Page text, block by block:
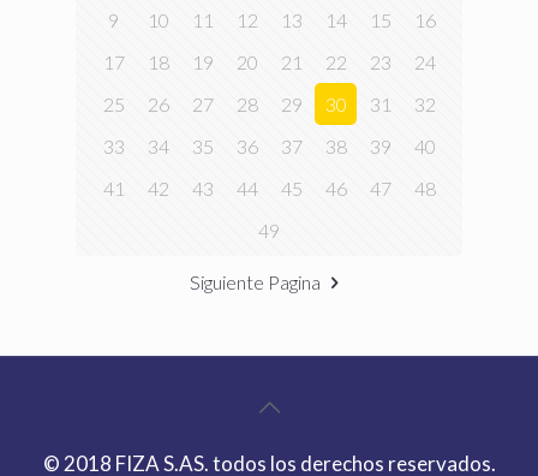
9
10 11 12 13 14 15
16
17
18 19 20 21 22 23
24
25
26 27 28 29 30 31
32
33
34 35 36 37 38 39
40
41
42 43 44 45 46 47
48
49
Siguiente Pagina
© 2018 FIZA S.AS. todos los derechos reservados.